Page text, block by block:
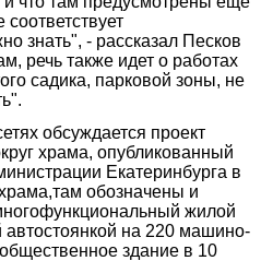
знать", - рассказал Песков
речь также идет о работах
садика, парковой зоны, не
обсуждается проект
храма, опубликованный
Екатеринбурга в
обозначены и
жилой
автостоянкой на 220 машино-
здание в 10